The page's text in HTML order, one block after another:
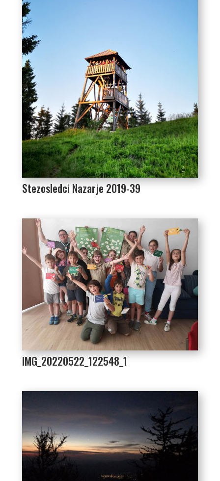
Stezosledci Nazarje 2019-39
IMG_20220522_122548_1